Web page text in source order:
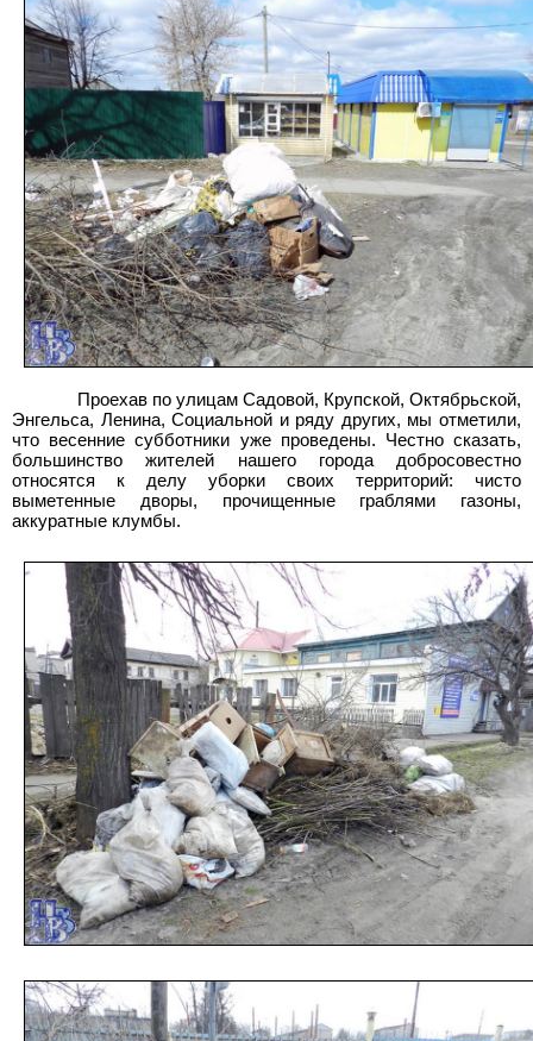
Проехав по улицам Садовой, Крупской, Октябрьской,
Энгельса, Ленина, Социальной и ряду других, мы отметили,
что весенние субботники уже проведены. Честно сказать,
большинство жителей нашего города добросовестно
относятся к делу уборки своих территорий: чисто
выметенные дворы, прочищенные граблями газоны,
аккуратные клумбы.